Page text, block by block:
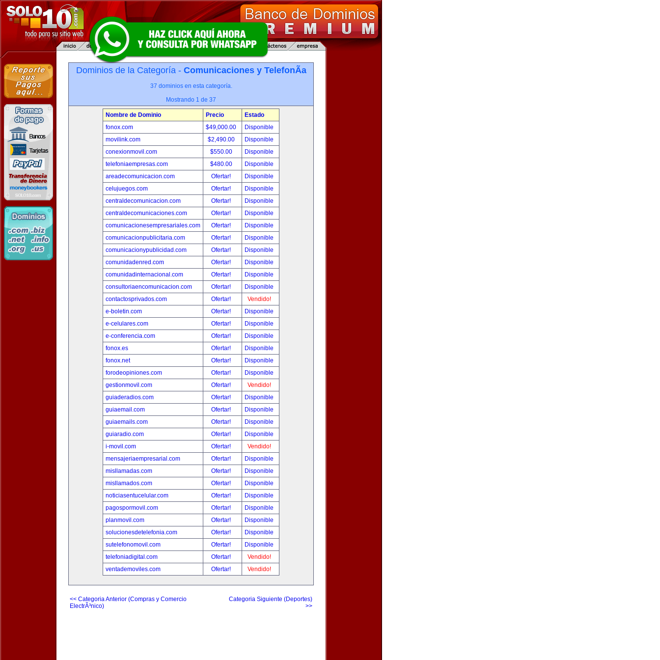
Dominios de la Categoría - Comunicaciones y TelefonÃ­a
37 dominios en esta categoría.
Mostrando 1 de 37
Nombre de Dominio Precio
Estado
fonox.com
$49,000.00
Disponible
movilink.com
$2,490.00
Disponible
conexionmovil.com
$550.00
Disponible
telefoniaempresas.com
$480.00
Disponible
areadecomunicacion.com
Ofertar!
Disponible
celujuegos.com
Ofertar!
Disponible
centraldecomunicacion.com
Ofertar!
Disponible
centraldecomunicaciones.com
Ofertar!
Disponible
comunicacionesempresariales.com
Ofertar!
Disponible
comunicacionpublicitaria.com
Ofertar!
Disponible
comunicacionypublicidad.com
Ofertar!
Disponible
comunidadenred.com
Ofertar!
Disponible
comunidadinternacional.com
Ofertar!
Disponible
consultoriaencomunicacion.com
Ofertar!
Disponible
contactosprivados.com
Ofertar!
Vendido!
e-boletin.com
Ofertar!
Disponible
e-celulares.com
Ofertar!
Disponible
e-conferencia.com
Ofertar!
Disponible
fonox.es
Ofertar!
Disponible
fonox.net
Ofertar!
Disponible
forodeopiniones.com
Ofertar!
Disponible
gestionmovil.com
Ofertar!
Vendido!
guiaderadios.com
Ofertar!
Disponible
guiaemail.com
Ofertar!
Disponible
guiaemails.com
Ofertar!
Disponible
guiaradio.com
Ofertar!
Disponible
i-movil.com
Ofertar!
Vendido!
mensajeriaempresarial.com
Ofertar!
Disponible
misllamadas.com
Ofertar!
Disponible
misllamados.com
Ofertar!
Disponible
noticiasentucelular.com
Ofertar!
Disponible
pagospormovil.com
Ofertar!
Disponible
planmovil.com
Ofertar!
Disponible
solucionesdetelefonia.com
Ofertar!
Disponible
sutelefonomovil.com
Ofertar!
Disponible
telefoniadigital.com
Ofertar!
Vendido!
ventademoviles.com
Ofertar! Vendido!
<< Categoria Anterior (Compras y Comercio
ElectrÃ³nico)
Categoria Siguiente (Deportes)
>>